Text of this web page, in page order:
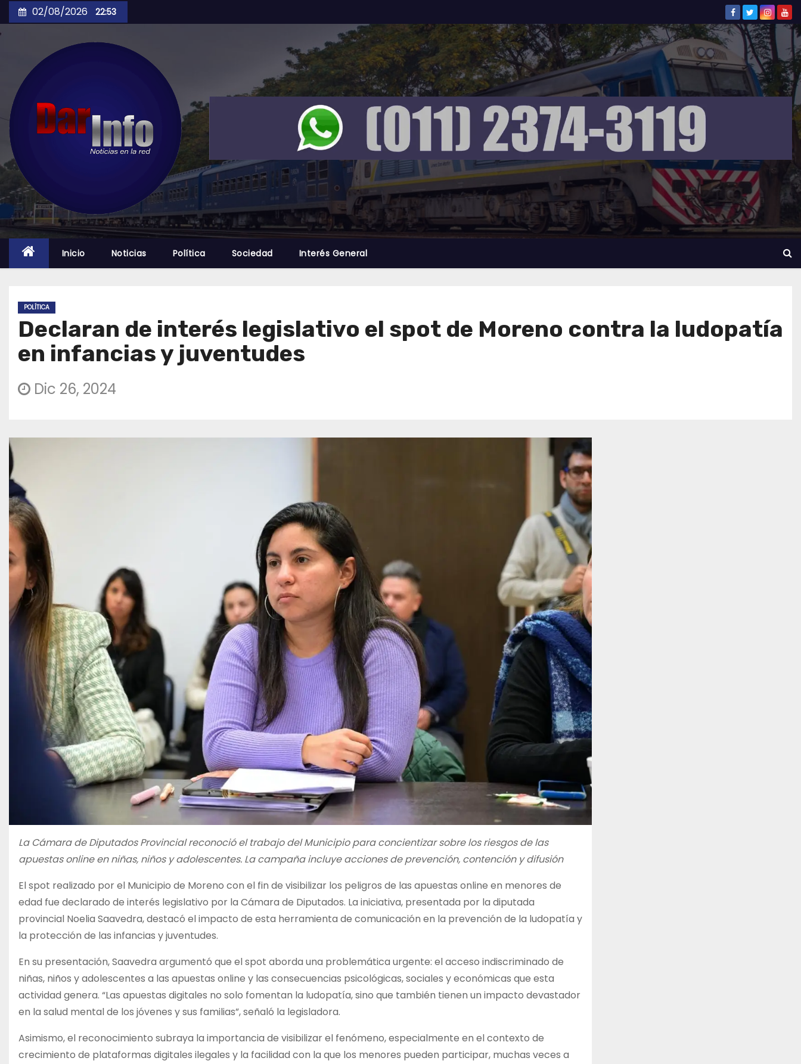
to
02/08/2026 22:53
Inicio Noticias Política Sociedad Interés General
POLÍTICA
Declaran de interés legislativo el spot de Moreno contra la ludopatía
en infancias y juventudes
Dic 26, 2024
La Cámara de Diputados Provincial reconoció el trabajo del Municipio para concientizar sobre los riesgos de las
apuestas online en niñas, niños y adolescentes. La campaña incluye acciones de prevención, contención y difusión
El spot realizado por el Municipio de Moreno con el fin de visibilizar los peligros de las apuestas online en menores de
edad fue declarado de interés legislativo por la Cámara de Diputados. La iniciativa, presentada por la diputada
provincial Noelia Saavedra, destacó el impacto de esta herramienta de comunicación en la prevención de la ludopatía y
la protección de las infancias y juventudes.
En su presentación, Saavedra argumentó que el spot aborda una problemática urgente: el acceso indiscriminado de
niñas, niños y adolescentes a las apuestas online y las consecuencias psicológicas, sociales y económicas que esta
actividad genera. “Las apuestas digitales no solo fomentan la ludopatía, sino que también tienen un impacto devastador
en la salud mental de los jóvenes y sus familias”, señaló la legisladora.
Asimismo, el reconocimiento subraya la importancia de visibilizar el fenómeno, especialmente en el contexto de
crecimiento de plataformas digitales ilegales y la facilidad con la que los menores pueden participar, muchas veces a